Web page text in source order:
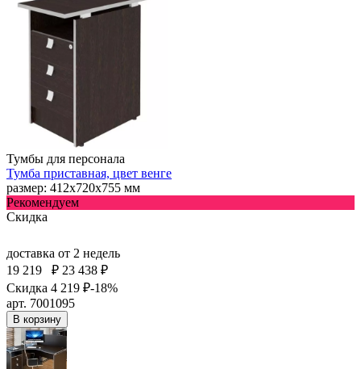
Тумбы для персонала
Тумба приставная, цвет венге
размер: 412х720х755 мм
Рекомендуем
Скидка
доставка от 2 недель
19 219
₽ 23 438 ₽
Скидка 4 219 ₽-18%
арт. 7001095
В корзину